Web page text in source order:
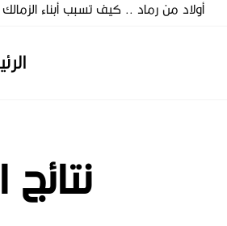
أولاد من رماد .. كيف تسبب أبناء
زمالك تى فى يكشف تفاصيل عرض الحبتور
نتائج